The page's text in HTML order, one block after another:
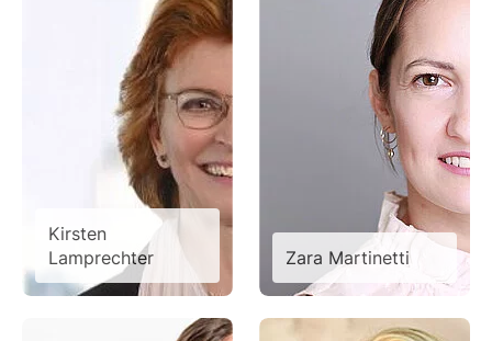
Kirsten
Lamprechter
Zara Martinetti